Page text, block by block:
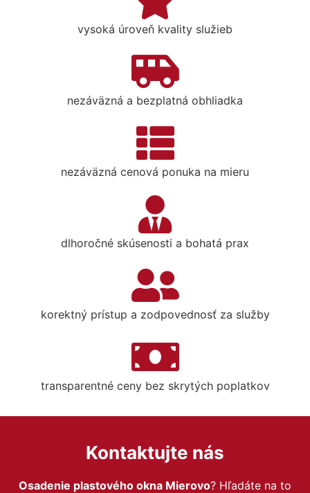
vysoká úroveň kvality služieb
nezáväzná a bezplatná obhliadka
nezáväzná cenová ponuka na mieru
dlhoročné skúsenosti a bohatá prax
korektný prístup a zodpovednosť za služby
transparentné ceny bez skrytých poplatkov
Kontaktujte nás
Osadenie plastového okna Mierovo? Hľadáte na to